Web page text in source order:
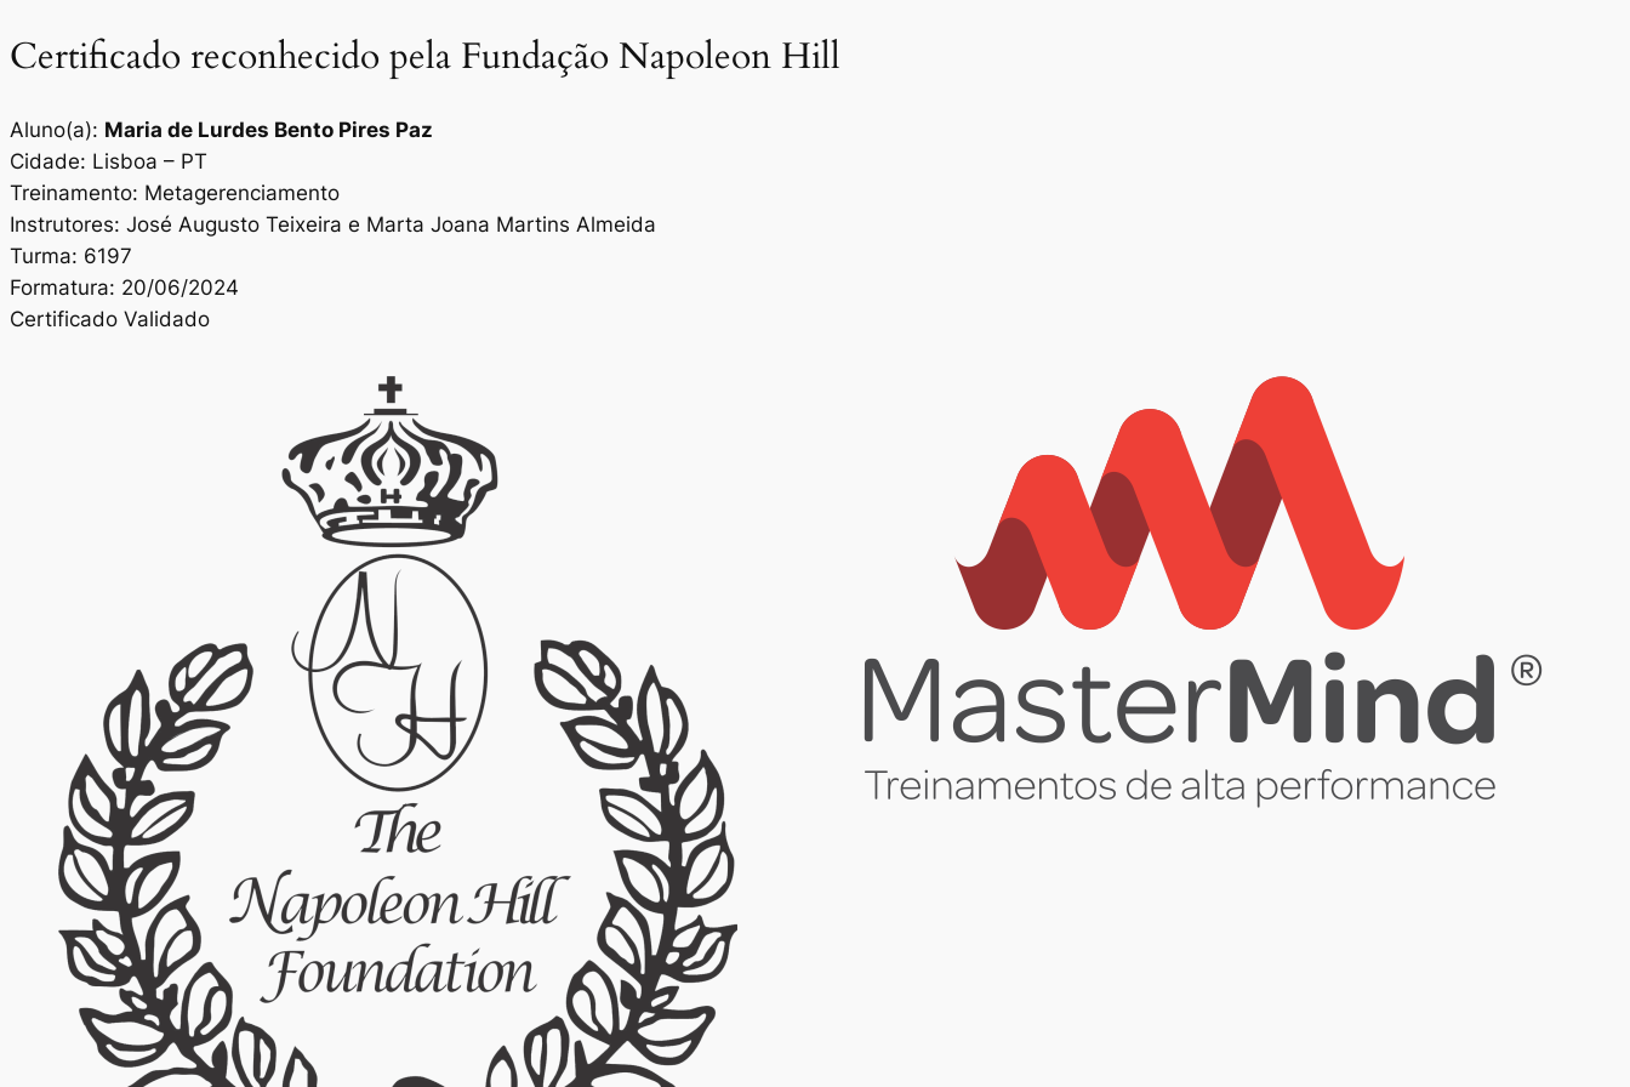
Certificado reconhecido pela Fundação Napoleon Hill
Aluno(a): Maria de Lurdes Bento Pires Paz
Cidade: Lisboa – PT
Treinamento: Metagerenciamento
Instrutores: José Augusto Teixeira e Marta Joana Martins Almeida
Turma: 6197
Formatura: 20/06/2024
Certificado Validado